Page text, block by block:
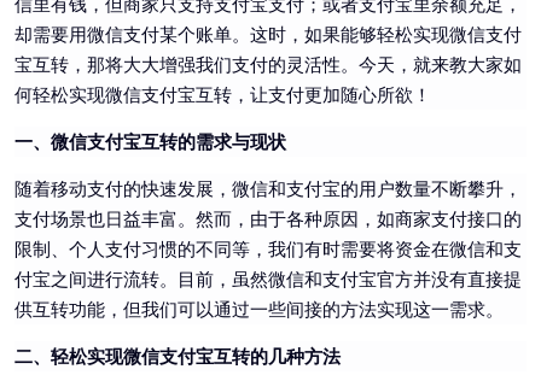
却需要用微信支付某个账单。这时，如果能够轻松实现微信支付
宝互转，那将大大增强我们支付的灵活性。今天，就来教大家如
何轻松实现微信支付宝互转，让支付更加随心所欲！
一、微信支付宝互转的需求与现状
随着移动支付的快速发展，微信和支付宝的用户数量不断攀升，
支付场景也日益丰富。然而，由于各种原因，如商家支付接口的
限制、个人支付习惯的不同等，我们有时需要将资金在微信和支
付宝之间进行流转。目前，虽然微信和支付宝官方并没有直接提
供互转功能，但我们可以通过一些间接的方法实现这一需求。
二、轻松实现微信支付宝互转的几种方法